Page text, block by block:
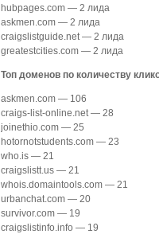
hubpages.com — 2 лида
askmen.com — 2 лида
craigslistguide.net — 2 лида
greatestcities.com — 2 лида
Топ доменов по количеству
askmen.com — 106
craigs-list-online.net — 28
joinethio.com — 25
hotornotstudents.com — 23
who.is — 21
craigslistt.us — 21
whois.domaintools.com — 21
urbanchat.com — 20
survivor.com — 19
craigslistinfo.info — 19